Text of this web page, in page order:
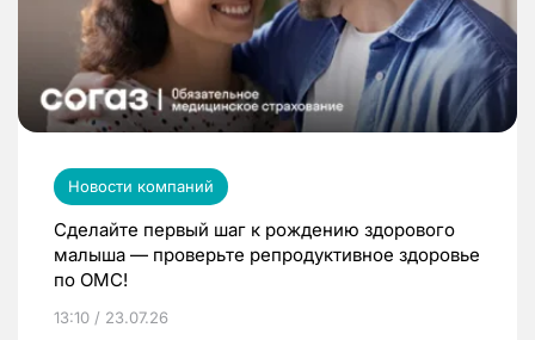
Новости компаний
Сделайте первый шаг к рождению здорового
малыша — проверьте репродуктивное здоровье
по ОМС!
13:10 / 23.07.26